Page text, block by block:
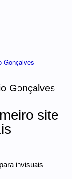
Gonçalves
Gonçalves
site
invisuais